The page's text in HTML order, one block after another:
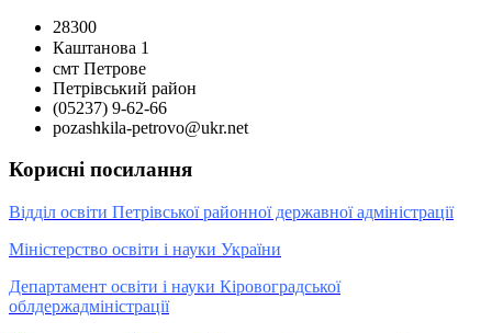
28300
Каштанова 1
смт Петрове
Петрівський район
(05237) 9-62-66
pozashkila-petrovo@ukr.net
Корисні посилання
Відділ освіти Петрівської районної державної адміністрації
Міністерство освіти і науки України
Департамент освіти і науки Кіровоградської
облдержадміністрації